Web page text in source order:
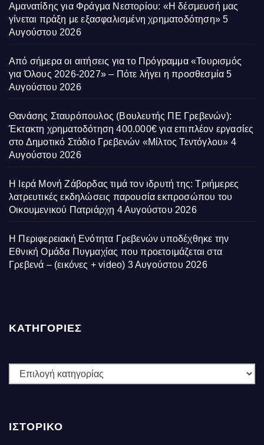
Αμανατίδης για Φράγμα Νεστορίου: «Η δέσμευσή μας
γίνεται πράξη με εξασφαλισμένη χρηματοδότηση» 5
Αυγούστου 2026
Από σήμερα οι αιτήσεις για το Πρόγραμμα «Τουρισμός
για Όλους 2026-2027» – Πότε λήγει η προσθεσμία 5
Αυγούστου 2026
Θανάσης Σταυρόπουλος (Βουλευτής ΠΕ Γρεβενών):
Έκτακτη χρηματοδότηση 400.000€ για επιπλέον εργασίες
στο Δημοτικό Στάδιο Γρεβενών «Μίλτος Τεντόγλου» 4
Αυγούστου 2026
Η Ιερά Μονή Ζάβορδας τιμά τον ιδρυτή της: Τριήμερες
λατρευτικές εκδηλώσεις παρουσία εκπροσώπου του
Οικουμενικού Πατριάρχη 4 Αυγούστου 2026
Η Περιφερειακή Ενότητα Γρεβενών υποδέχθηκε την
Εθνική Ομάδα Πυγμαχίας που προετοιμάζεται στα
Γρεβενά – (εικόνες + video) 3 Αυγούστου 2026
ΚΑΤΗΓΟΡΙΕΣ
ΚΑΤΗΓΟΡΙΕΣ
ΙΣΤΟΡΙΚΌ